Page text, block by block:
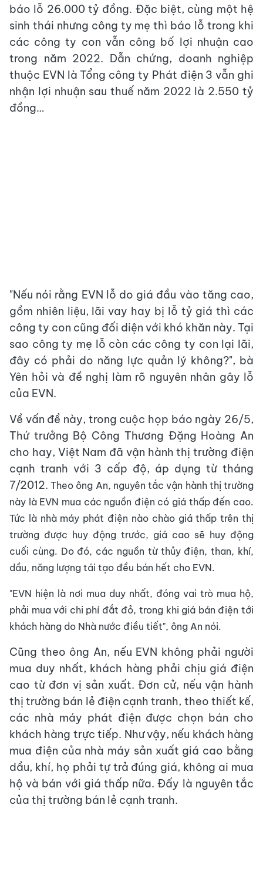
báo lỗ 26.000 tỷ đồng. Đặc biệt, cùng một hệ
sinh thái nhưng công ty mẹ thì báo lỗ trong khi
các công ty con vẫn công bố lợi nhuận cao
trong năm 2022. Dẫn chứng, doanh nghiệp
thuộc EVN là Tổng công ty Phát điện 3 vẫn ghi
nhận lợi nhuận sau thuế năm 2022 là 2.550 tỷ
đồng…
"Nếu nói rằng EVN lỗ do giá đầu vào tăng cao,
gồm nhiên liệu, lãi vay hay bị lỗ tỷ giá thì các
công ty con cũng đối diện với khó khăn này. Tại
sao công ty mẹ lỗ còn các công ty con lại lãi,
đây có phải do năng lực quản lý không?", bà
Yên hỏi và đề nghị làm rõ nguyên nhân gây lỗ
của EVN.
Về vấn đề này, trong cuộc họp báo ngày 26/5,
Thứ trưởng Bộ Công Thương Đặng Hoàng An
cho hay, Việt Nam đã vận hành thị trường điện
cạnh tranh với 3 cấp độ, áp dụng từ tháng
7/2012.Theo ông An, nguyên tắc vận hành thị trường
này là EVN mua các nguồn điện có giá thấp đến cao.
Tức là nhà máy phát điện nào chào giá thấp trên thị
trường được huy động trước, giá cao sẽ huy động
cuối cùng. Do đó, các nguồn từ thủy điện, than, khí,
dầu, năng lượng tái tạo đều bán hết cho EVN.
"EVN hiện là nơi mua duy nhất, đóng vai trò mua hộ,
phải mua với chi phí đắt đỏ, trong khi giá bán điện tới
khách hàng do Nhà nước điều tiết", ông An nói.
Cũng theo ông An, nếu EVN không phải người
mua duy nhất, khách hàng phải chịu giá điện
cao từ đơn vị sản xuất. Đơn cử, nếu vận hành
thị trường bán lẻ điện cạnh tranh, theo thiết kế,
các nhà máy phát điện được chọn bán cho
khách hàng trực tiếp. Như vậy, nếu khách hàng
mua điện của nhà máy sản xuất giá cao bằng
dầu, khí, họ phải tự trả đúng giá, không ai mua
hộ và bán với giá thấp nữa. Đấy là nguyên tắc
của thị trường bán lẻ cạnh tranh.